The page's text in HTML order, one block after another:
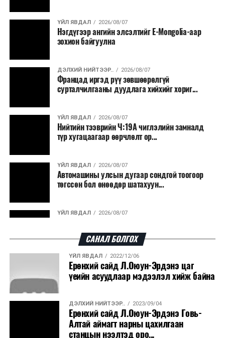
ҮЙЛ ЯВДАЛ 2026/08/07
Нэгдүгээр ангийн элсэлтийг E-Mongolia-аар
зохион байгуулна
ДЭЛХИЙ НИЙТЭЭР.. 2026/08/07
Францад иргэд рүү зөвшөөрөлгүй
сурталчилгааны дуудлага хийхийг хориг...
ҮЙЛ ЯВДАЛ 2026/08/07
Нийтийн тээврийн Ч:19А чиглэлийн замналд
түр хугацаагаар өөрчлөлт ор...
ҮЙЛ ЯВДАЛ 2026/08/07
Автомашины улсын дугаар сондгой тоогоор
төгссөн бол өнөөдөр шатахуун...
ҮЙЛ ЯВДАЛ 2026/08/07
ДЭЛХИЙ НИЙТЭЭР.. 2026/08/06
“Уралдронзавод” компанийн ерөнхий
захирлын автомашиныг дэлбэлжээ...
ҮЙЛ ЯВДАЛ 2026/08/06
Сүхбаатар боомтоор тав хоногт 10 мянга гаруй
тонн АИ-92 автобензин и...
САНАЛ БОЛГОХ
ҮЙЛ ЯВДАЛ 2022/12/06
Ерөнхий сайд Л.Оюун-Эрдэнэ цаг
үеийн асуудлаар мэдээлэл хийж байна
ДЭЛХИЙ НИЙТЭЭР.. 2023/09/04
Ерөнхий сайд Л.Оюун-Эрдэнэ Говь-
Алтай аймагт нарны цахилгаан
станцын нээлтэд оро...